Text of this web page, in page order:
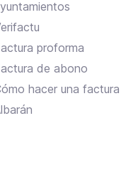
proforma
de abono
hacer una factura